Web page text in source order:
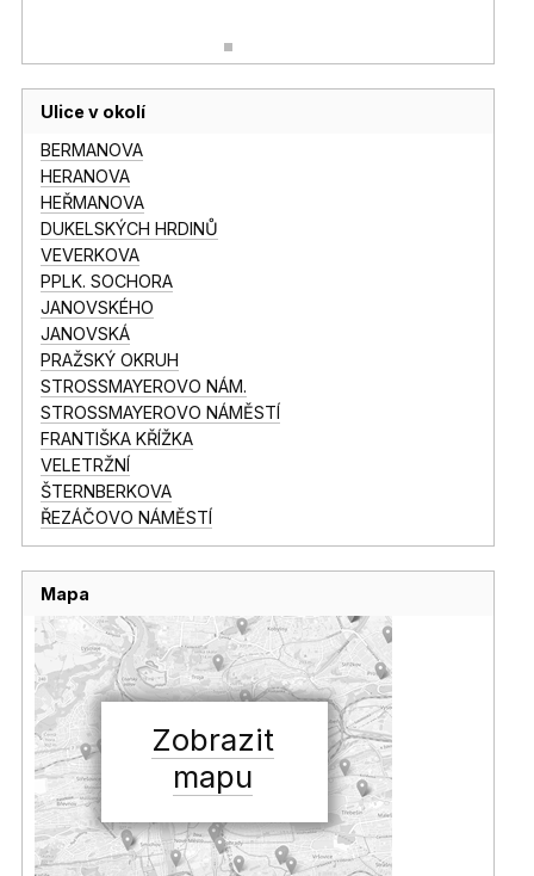
Ulice v okolí
BERMANOVA
HERANOVA
HEŘMANOVA
DUKELSKÝCH HRDINŮ
VEVERKOVA
PPLK. SOCHORA
JANOVSKÉHO
JANOVSKÁ
PRAŽSKÝ OKRUH
STROSSMAYEROVO NÁM.
STROSSMAYEROVO NÁMĚSTÍ
FRANTIŠKA KŘÍŽKA
VELETRŽNÍ
ŠTERNBERKOVA
ŘEZÁČOVO NÁMĚSTÍ
Mapa
Zobrazit
mapu